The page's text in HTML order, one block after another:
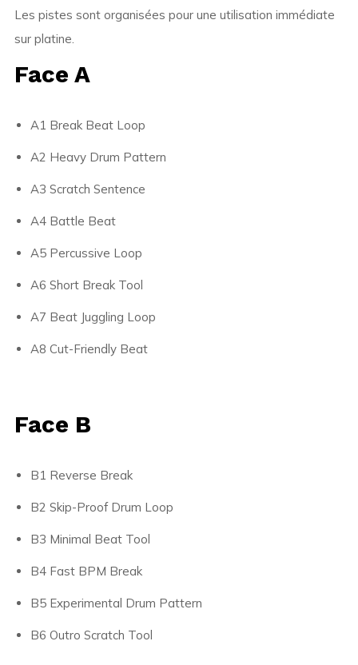
Les pistes sont organisées pour une utilisation immédiate
sur platine.
Face A
A1 Break Beat Loop
A2 Heavy Drum Pattern
A3 Scratch Sentence
A4 Battle Beat
A5 Percussive Loop
A6 Short Break Tool
A7 Beat Juggling Loop
A8 Cut-Friendly Beat
Face B
B1 Reverse Break
B2 Skip-Proof Drum Loop
B3 Minimal Beat Tool
B4 Fast BPM Break
B5 Experimental Drum Pattern
B6 Outro Scratch Tool